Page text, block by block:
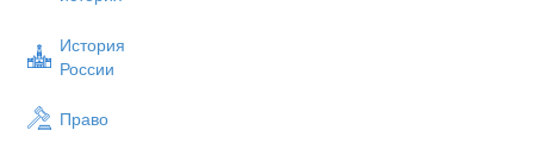
История
России
Право